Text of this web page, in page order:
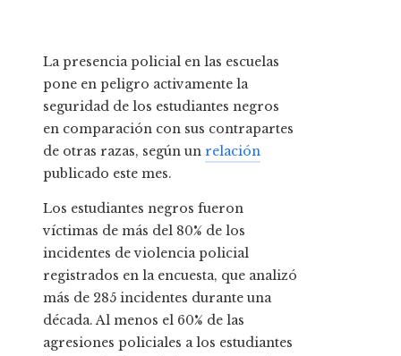
La presencia policial en las escuelas
pone en peligro activamente la
seguridad de los estudiantes negros
en comparación con sus contrapartes
de otras razas, según un relación
publicado este mes.
Los estudiantes negros fueron
víctimas de más del 80% de los
incidentes de violencia policial
registrados en la encuesta, que analizó
más de 285 incidentes durante una
década. Al menos el 60% de las
agresiones policiales a los estudiantes